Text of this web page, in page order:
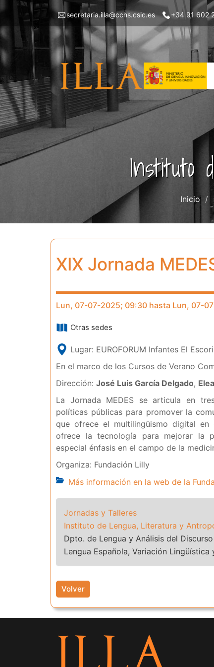
Pasar
contenido
principal
Menu
left
ILLA
secretaria.illa@cchs.csic.es +34 91 602
Instituto
Inicio
XIX Jornada
Lun, 07-07-2025; 09:30 hasta Lun, 07-
Otras sedes
Lugar: EUROFORUM Infantes El
En el marco de los Cursos de Verano
Dirección: José Luis García Delgado,
La Jornada MEDES se articula en
políticas públicas para promover la
que ofrece el multilingüismo digital
ofrece la tecnología para mejorar la
especial énfasis en el campo de la
Organiza: Fundación Lilly
Más información en la web de la
Jornadas y Talleres
Instituto de Lengua, Literatura y
Dpto. de Lengua y Análisis del Discurso
Lengua Española, Variación
Volver